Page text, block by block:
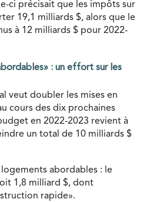
ci précisait que les impôts sur
19,1 milliards $, alors que le
à 12 milliards $ pour 2022-
: un effort sur les
veut doubler les mises en
cours des dix prochaines
en 2022-2023 revient à
un total de 10 milliards $
abordables : le
1,8 milliard $, dont
rapide».